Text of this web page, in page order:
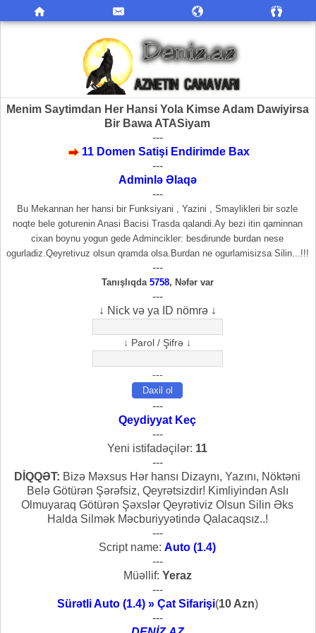
Menim Saytimdan Her Hansi Yola Kimse Adam Dawiyirsa
Bir Bawa ATASiyam
---
11 Domen Satişi Endirimde Bax
---
Adminlə Əlaqə
---
Bu Mekannan her hansi bir Funksiyani , Yazini , Smaylikleri bir sozle
noqte bele goturenin Anasi Bacisi Trasda qalandi.Ay bezi itin qarninnan
cixan boynu yogun gede Admincikler: besdirunde burdan nese
ogurladiz.Qeyretivuz olsun qramda olsa.Burdan ne ogurlamisizsa Silin...!!!
---
Tanışlıqda 5758, Nəfər var
---
↓ Nick və ya ID nömrə ↓
↓ Parol / Şifrə ↓
---
---
Qeydiyyat Keç
---
Yeni istifadəçilər: 11
---
DİQQƏT: Bizə Məxsus Hər hansı Dizaynı, Yazını, Nöktəni
Belə Götürən Şərəfsiz, Qeyrətsizdir! Kimliyindən Aslı
Olmuyaraq Götürən Şəxslər Qeyrətiviz Olsun Silin Əks
Halda Silmək Məcburiyyətində Qalacaqsız..!
---
Script name: Auto (1.4)
---
Müəllif: Yeraz
---
Sürətli Auto (1.4) » Çat Sifarişi(10 Azn)
---